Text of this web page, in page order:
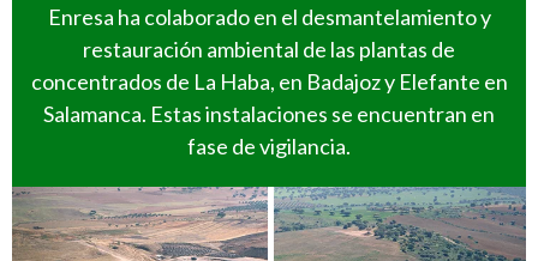
Enresa ha colaborado en el desmantelamiento y
restauración ambiental de las plantas de
concentrados de La Haba, en Badajoz y Elefante en
Salamanca. Estas instalaciones se encuentran en
fase de vigilancia.